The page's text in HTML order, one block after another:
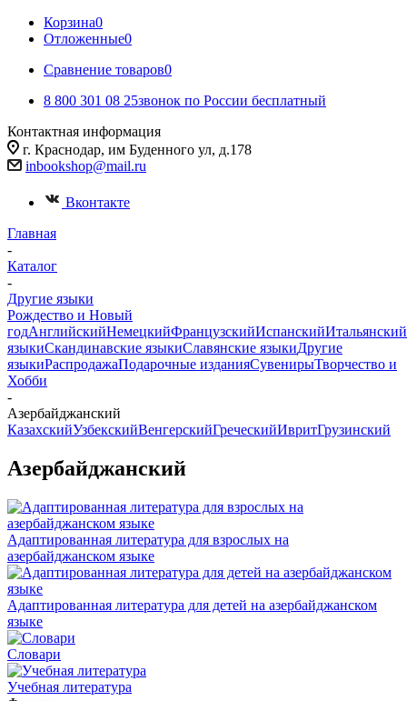
Корзина0
Отложенные0
Сравнение товаров0
8 800 301 08 25звонок по России бесплатный
Контактная информация
г. Краснодар, им Буденного ул, д.178
inbookshop@mail.ru
Вконтакте
Главная
-
Каталог
-
Другие языки
Рождество и Новый
годАнглийскийНемецкийФранцузскийИспанскийИтальянский
языкиСкандинавские языкиСлавянские языкиДругие
языкиРаспродажаПодарочные изданияСувенирыТворчество и
Хобби
-
Азербайджанский
КазахскийУзбекскийВенгерскийГреческийИвритГрузинский
Азербайджанский
Адаптированная литература для взрослых на
азербайджанском языке
Адаптированная литература для детей на азербайджанском
языке
Словари
Учебная литература